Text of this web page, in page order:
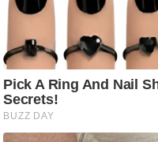
.
र
.
आ
ई
.